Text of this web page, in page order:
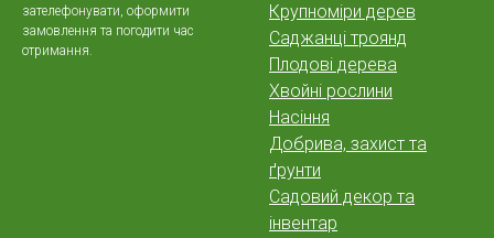
зателефонувати, оформити
замовлення та погодити час
отримання.
Крупноміри дерев
Саджанці троянд
Плодові дерева
Хвойні рослини
Насіння
Добрива, захист та
ґрунти
Садовий декор та
інвентар